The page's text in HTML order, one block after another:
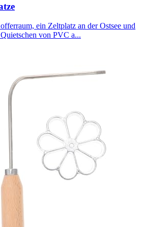
ein Zeltplatz an der Ostsee und
von PVC a...